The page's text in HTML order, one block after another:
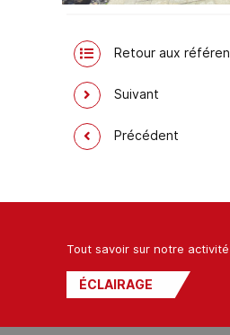
Retour aux
Suivant
Précédent
Tout savoir sur notre
ÉCLAIRAGE